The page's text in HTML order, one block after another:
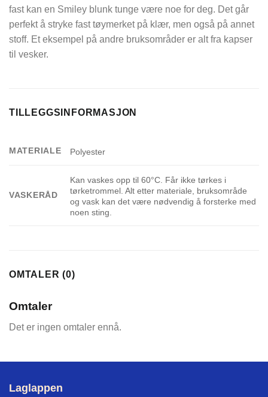
fast kan en Smiley blunk tunge være noe for deg. Det går
perfekt å stryke fast tøymerket på klær, men også på annet
stoff. Et eksempel på andre bruksområder er alt fra kapser
til vesker.
TILLEGGSINFORMASJON
MATERIALE Polyester
VASKERÅD
Kan vaskes opp til 60°C. Får ikke tørkes i
tørketrommel. Alt etter materiale, bruksområde
og vask kan det være nødvendig å forsterke med
noen sting.
OMTALER (0)
Omtaler
Det er ingen omtaler ennå.
Laglappen